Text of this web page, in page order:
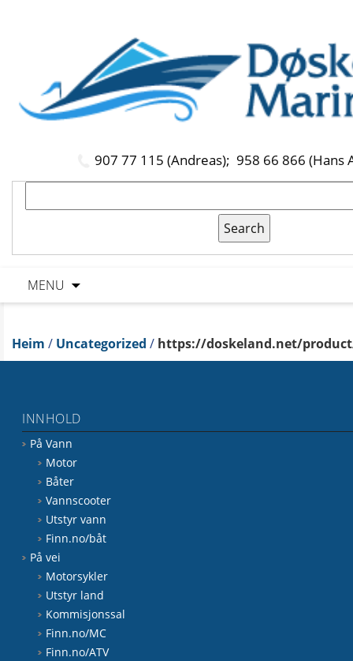
907 77 115 (Andreas); 958 66 866 (Hans
MENU
Heim / Uncategorized / https://doskeland.net/
INNHOLD
På Vann
Motor
Båter
Vannscooter
Utstyr vann
Finn.no/båt
På vei
Motorsykler
Utstyr land
Kommisjonssal
Finn.no/MC
Finn.no/ATV